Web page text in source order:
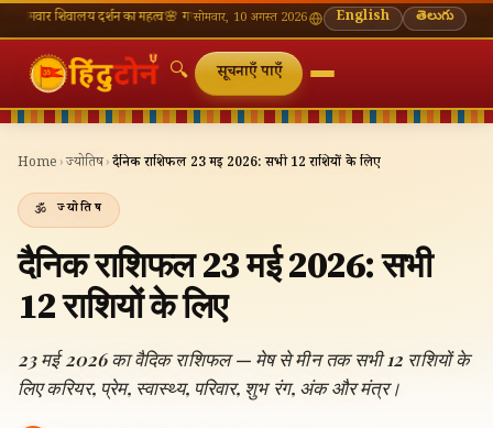
दर्शन का महत्व🌸 गणेश चतुर्थी — भाद्रपद शुक्ल चतुर्थी⛩ काशी विश्वनाथ — आज के दर्शन समय
सोमवार, 10 अगस्त 2026 English తెలుగు
🔍 सूचनाएँ पाएँ
Home ›ज्योतिष›दैनिक राशिफल 23 मई 2026: सभी 12 राशियों के लिए
ज्योतिष
दैनिक राशिफल 23 मई 2026: सभी
12 राशियों के लिए
23 मई 2026 का वैदिक राशिफल — मेष से मीन तक सभी 12 राशियों के
लिए करियर, प्रेम, स्वास्थ्य, परिवार, शुभ रंग, अंक और मंत्र।